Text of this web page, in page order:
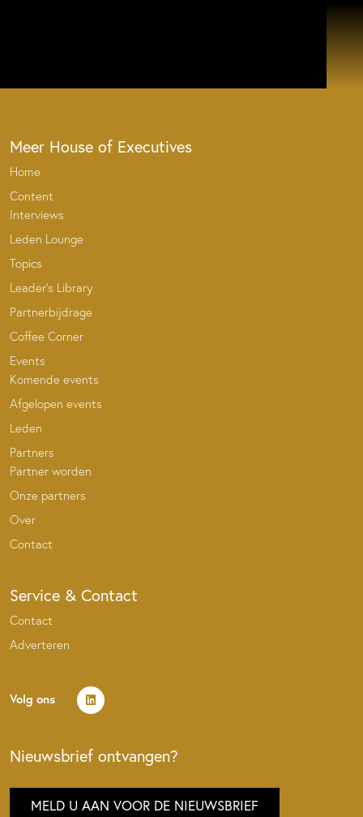
Meer House of Executives
Home
Content
Interviews
Leden Lounge
Topics
Leader’s Library
Partnerbijdrage
Coffee Corner
Events
Komende events
Afgelopen events
Leden
Partners
Partner worden
Onze partners
Over
Contact
Service & Contact
Contact
Adverteren
Volg ons
Nieuwsbrief ontvangen?
MELD U AAN VOOR DE NIEUWSBRIEF